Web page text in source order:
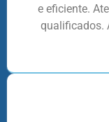
e eficiente.
qualificados.